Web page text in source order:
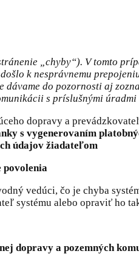
„chyby“). V tomto
k nesprávnemu
do pozornosti aj
s príslušnými
dopravy a
s vygenerovaním
údajov žiadateľom
povolenia
vedúci, čo je chyba
systému alebo opraviť ho
dopravy a pozemných